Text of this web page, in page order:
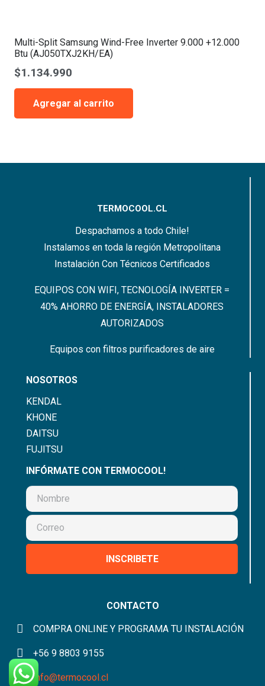
Multi-Split Samsung Wind-Free Inverter 9.000 +12.000
Btu (AJ050TXJ2KH/EA)
$1.134.990
Agregar al carrito
TERMOCOOL.CL
Despachamos a todo Chile!
Instalamos en toda la región Metropolitana
Instalación Con Técnicos Certificados
EQUIPOS CON WIFI, TECNOLOGÍA INVERTER =
40% AHORRO DE ENERGÍA, INSTALADORES
AUTORIZADOS
Equipos con filtros purificadores de aire
NOSOTROS
KENDAL
KHONE
DAITSU
FUJITSU
INFÓRMATE CON TERMOCOOL!
INSCRIBETE
CONTACTO
COMPRA ONLINE Y PROGRAMA TU INSTALACIÓN
+56 9 8803 9155
info@termocool.cl